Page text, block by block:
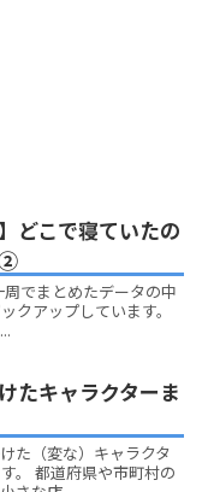
どこで寝ていたの
②
でまとめたデータの中
クアップしています。
たキャラクターま
た（変な）キャラクタ
。 都道府県や市町村の